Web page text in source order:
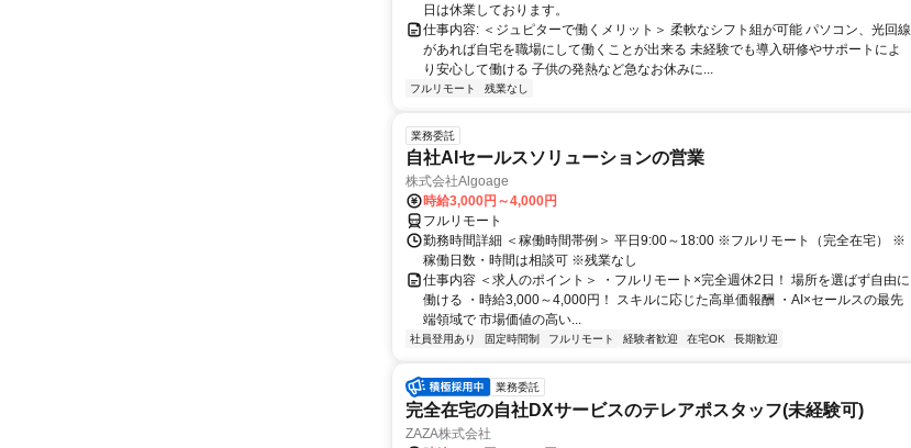
日は休業しております。
仕事内容: ＜ジュピターで働くメリット＞ 柔軟なシフト組が可能 パソコン、光回線
があれば自宅を職場にして働くことが出来る 未経験でも導入研修やサポートによ
り安心して働ける 子供の発熱など急なお休みに...
フルリモート 残業なし
業務委託
自社AIセールスソリューションの営業
株式会社Algoage
時給3,000円～4,000円
フルリモート
勤務時間詳細 ＜稼働時間帯例＞ 平日9:00～18:00 ※フルリモート（完全在宅） ※
稼働日数・時間は相談可 ※残業なし
仕事内容 ＜求人のポイント＞ ・フルリモート×完全週休2日！ 場所を選ばず自由に
働ける ・時給3,000～4,000円！ スキルに応じた高単価報酬 ・AI×セールスの最先
端領域で 市場価値の高い...
社員登用あり 固定時間制 フルリモート 経験者歓迎 在宅OK 長期歓迎
業務委託
完全在宅の自社DXサービスのテレアポスタッフ(未経験可)
ZAZA株式会社